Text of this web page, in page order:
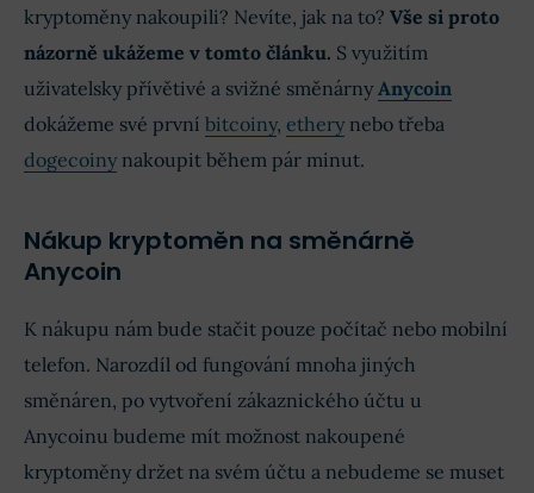
kryptoměny nakoupili? Nevíte, jak na to? Vše si proto
názorně ukážeme v tomto článku. S využitím
uživatelsky přívětivé a svižné směnárny Anycoin
dokážeme své první bitcoiny, ethery nebo třeba
dogecoiny nakoupit během pár minut.
Nákup kryptoměn na směnárně
Anycoin
K nákupu nám bude stačit pouze počítač nebo mobilní
telefon. Narozdíl od fungování mnoha jiných
směnáren, po vytvoření zákaznického účtu u
Anycoinu budeme mít možnost nakoupené
kryptoměny držet na svém účtu a nebudeme se muset